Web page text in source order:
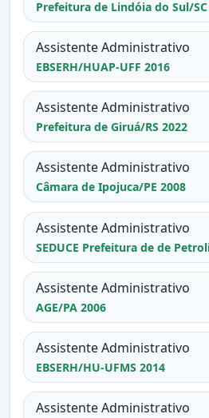
Prefeitura de Lindóia do Sul/SC
Assistente Administrativo
EBSERH/HUAP-UFF 2016
Assistente Administrativo
Prefeitura de Giruá/RS 2022
Assistente Administrativo
Câmara de Ipojuca/PE 2008
Assistente Administrativo
SEDUCE Prefeitura de de
Assistente Administrativo
AGE/PA 2006
Assistente Administrativo
EBSERH/HU-UFMS 2014
Assistente Administrativo